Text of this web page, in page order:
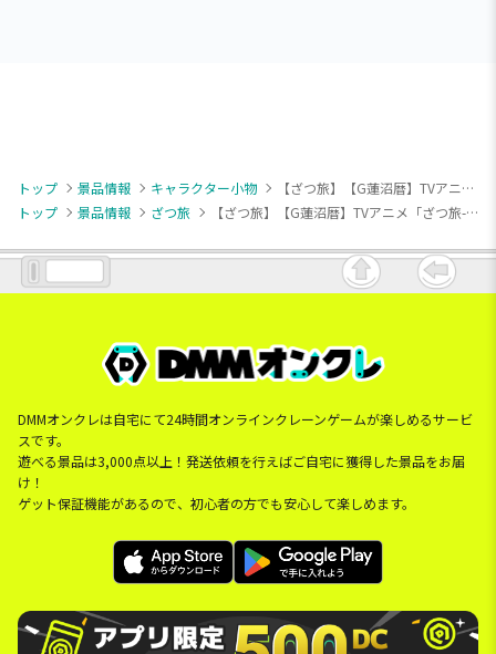
トップ 景品情報 キャラクター小物
【ざつ旅】【G蓮沼暦】TVアニメ「ざつ旅-That’s Journey-」 フォト風アクリルキーチェーン（EX）
トップ
景品情報 ざつ旅 【ざつ旅】【G蓮沼暦】TVアニメ「ざつ旅-That’s Journey-」 フォト風アクリルキーチェーン（EX）
DMMオンクレは自宅にて24時間オンラインクレーンゲームが楽しめるサービ
スです。
遊べる景品は3,000点以上！発送依頼を行えばご自宅に獲得した景品をお届
け！
ゲット保証機能があるので、初心者の方でも安心して楽しめます。